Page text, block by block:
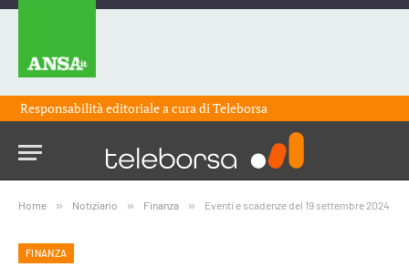
Responsabilità editoriale a cura diTeleborsa
Home » Notiziario » Finanza » Eventi e scadenze del 19 settembre 2024
FINANZA